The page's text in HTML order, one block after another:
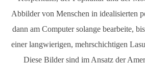
Abbilder von Menschen in idealisierten
dann am Computer solange bearbeite,
einer langwierigen, mehrschichtigen
Diese Bilder sind im Ansatz der